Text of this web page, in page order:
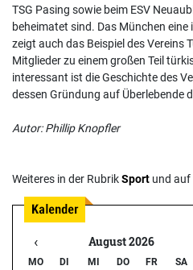
TSG Pasing sowie beim ESV
beheimatet sind. Das München
zeigt auch das Beispiel des Vereins
Mitglieder zu einem großen Teil
interessant ist die Geschichte des
dessen Gründung auf Überlebende
Autor: Phillip Knopfler
Weiteres in der RubrikSport und auf
‹ August 2026
MO DI MI DO FR SA